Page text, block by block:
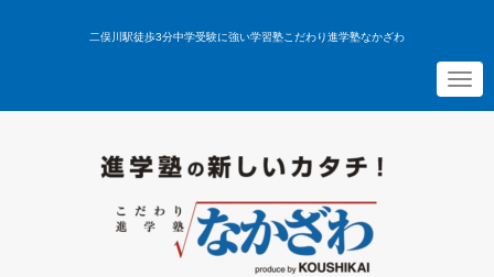
二俣川駅徒歩3分中学受験に強い学習塾こだわり進学塾なかざわ
N
a
v